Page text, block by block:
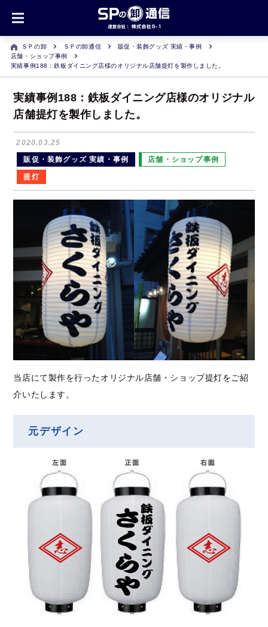
ＳＰの卸 ＳＰの卸通信
販促・装飾グッズ 実績・事例
店舗・ショップ事例
実績事例188：鉄板ダイニング店様のオリジナル店舗提灯を製作しました。
実績事例188：鉄板ダイニング店様のオリジナル
店舗提灯を製作しました。
2020.03.25
販促・装飾グッズ 実績・事例
店舗・ショップ事例
提灯
当店にて製作を行ったオリジナル店舗・ショップ提灯をご紹
介いたします。
元デザイン